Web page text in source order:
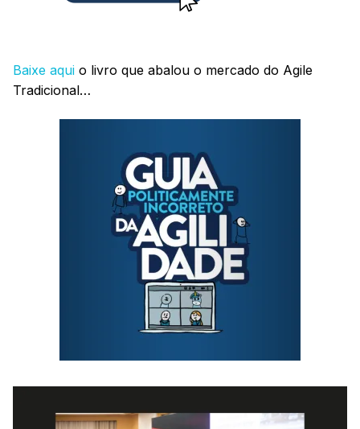
Baixe aqui o livro que abalou o mercado do Agile
Tradicional…